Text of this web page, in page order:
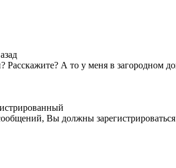
Расскажите? А то у меня в загородном
Вы должны зарегистрироваться